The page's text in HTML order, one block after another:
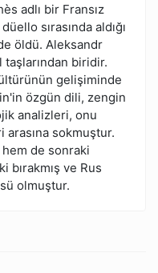
adlı bir Fransız
sırasında aldığı
öldü. Aleksandr
taşlarından biridir.
gelişiminde
özgün dili, zengin
analizleri, onu
arasına sokmuştur.
de sonraki
bırakmış ve Rus
olmuştur.